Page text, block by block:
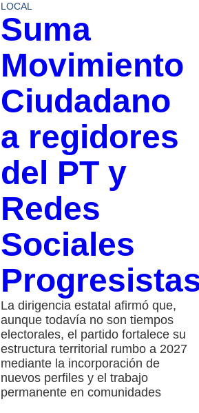
LOCAL
Suma
Movimiento
Ciudadano
a regidores
del PT y
Redes
Sociales
La dirigencia estatal afirmó que,
aunque todavía no son tiempos
electorales, el partido fortalece su
estructura territorial rumbo a 2027
mediante la incorporación de
nuevos perfiles y el trabajo
permanente en comunidades